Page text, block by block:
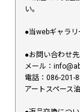
い。
●当webギャラ
●お問い合わせ先
メール：
電話：086-201-
アートスペース